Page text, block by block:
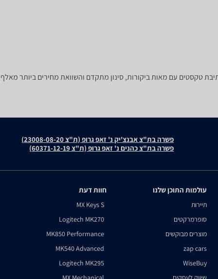
טקסטים עם מאות ביקורות, סינון מתקדם והשוואת מחירים ביותר מאלף
פשרה בת"צ אבנצ'יק נ' זאפ גרופ (ת"צ 23008-08-20)
פשרה בת"צ כהנים נ' זאפ גרופ (ת"צ 60371-12-19)
עולמות התוכן שלנו
תיירות
סופרמרקטים
מוצרים מבוקשים
zap cars
WiseBuy
חוות דעת
MX Keys S
Logitech MK270
MK850 Performance
MK540 Advanced
Logitech MK295